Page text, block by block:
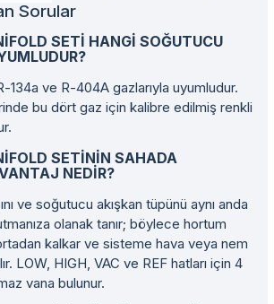
Sorular
SETI HANGI SOĞUTUCU
134a ve R-404A gazlarıyla uyumludur.
bu dört gaz için kalibre edilmiş renkli
SETININ SAHADA
NEDIR?
ve soğutucu akışkan tüpünü aynı anda
olanak tanır; böylece hortum
kalkar ve sisteme hava veya nem
LOW, HIGH, VAC ve REF hatları için 4
vana bulunur.